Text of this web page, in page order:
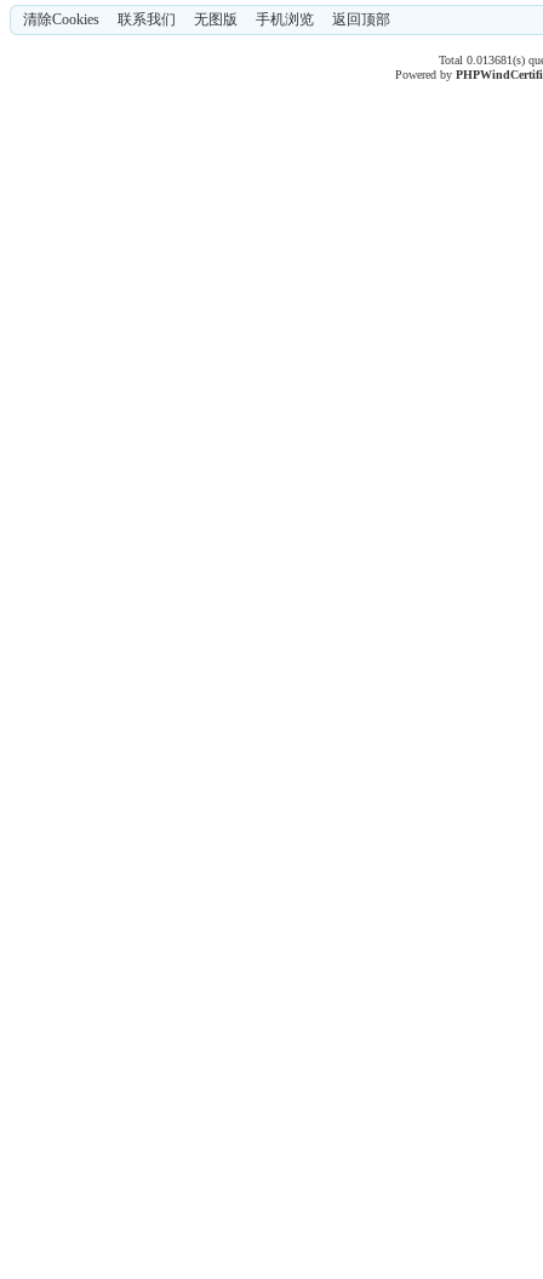
清除Cookies 联系我们 无图版 手机浏览 返回顶部
Total 0.013681(s)
Powered byPHPWind